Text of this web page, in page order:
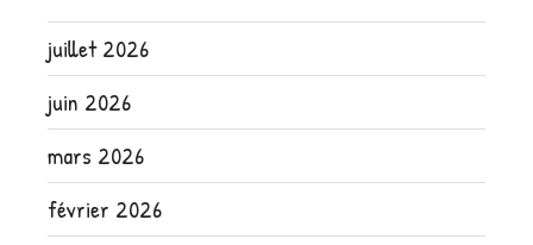
juillet 2026
juin 2026
mars 2026
février 2026